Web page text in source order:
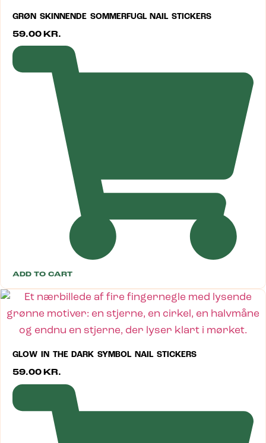
GRØN SKINNENDE SOMMERFUGL NAIL STICKERS
59.00 KR.
ADD TO CART
GLOW IN THE DARK SYMBOL NAIL STICKERS
59.00 KR.